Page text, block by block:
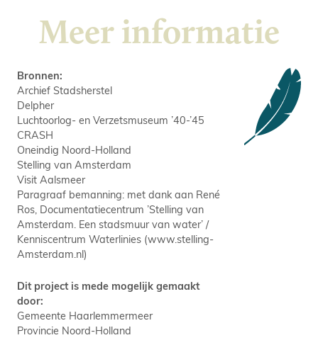
Meer informatie
Bronnen:
Archief Stadsherstel
Delpher
Luchtoorlog- en Verzetsmuseum ’40-’45
CRASH
Oneindig Noord-Holland
Stelling van Amsterdam
Visit Aalsmeer
Paragraaf bemanning: met dank aan René
Ros, Documentatiecentrum ’Stelling van
Amsterdam. Een stadsmuur van water’ /
Kenniscentrum Waterlinies (www.stelling-
Amsterdam.nl)
Dit project is mede mogelijk gemaakt
door:
Gemeente Haarlemmermeer
Provincie Noord-Holland